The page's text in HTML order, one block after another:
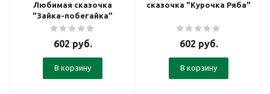
Любимая сказочка
"Зайка-побегайка"
602 руб.
В корзину
сказочка "Курочка Ряба"
602 руб.
В корзину